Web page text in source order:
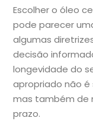
Escolher o óleo
pode parecer
algumas
decisão
longevidade do
apropriado não
mas também de
prazo.